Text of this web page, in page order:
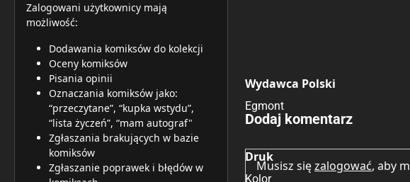
Zalogowani użytkownicy mają
możliwość:
Dodawania komiksów do kolekcji
Oceny komiksów
Pisania opinii
Oznaczania komiksów jako:
“przeczytane”, “kupka wstydu”,
“lista życzeń”, “mam autograf"
Zgłaszania brakujących w bazie
komiksów
Zgłaszanie poprawek i błędów w
Wydawca Polski
Egmont
Druk
Kolor
Brak opinii.
Dodaj komentarz
Musisz sięzalogować, aby